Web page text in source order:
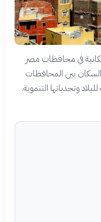
في محافظات مصر
السكان بين المحافظات
وتحدياتها التنموية.